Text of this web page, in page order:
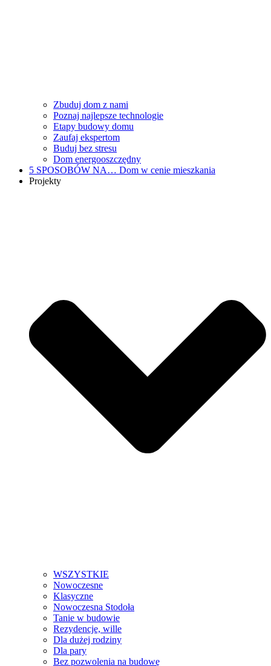
Zbuduj dom z nami
Poznaj najlepsze technologie
Etapy budowy domu
Zaufaj ekspertom
Buduj bez stresu
Dom energooszczędny
5 SPOSOBÓW NA… Dom w cenie mieszkania
Projekty
WSZYSTKIE
Nowoczesne
Klasyczne
Nowoczesna Stodoła
Tanie w budowie
Rezydencje, wille
Dla dużej rodziny
Dla pary
Bez pozwolenia na budowę